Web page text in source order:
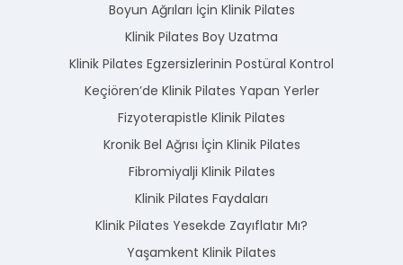
Boyun Ağrıları İçin Klinik Pilates
Klinik Pilates Boy Uzatma
Klinik Pilates Egzersizlerinin Postüral Kontrol
Keçiören’de Klinik Pilates Yapan Yerler
Fizyoterapistle Klinik Pilates
Kronik Bel Ağrısı İçin Klinik Pilates
Fibromiyalji Klinik Pilates
Klinik Pilates Faydaları
Klinik Pilates Yesekde Zayıflatır Mı?
Yaşamkent Klinik Pilates